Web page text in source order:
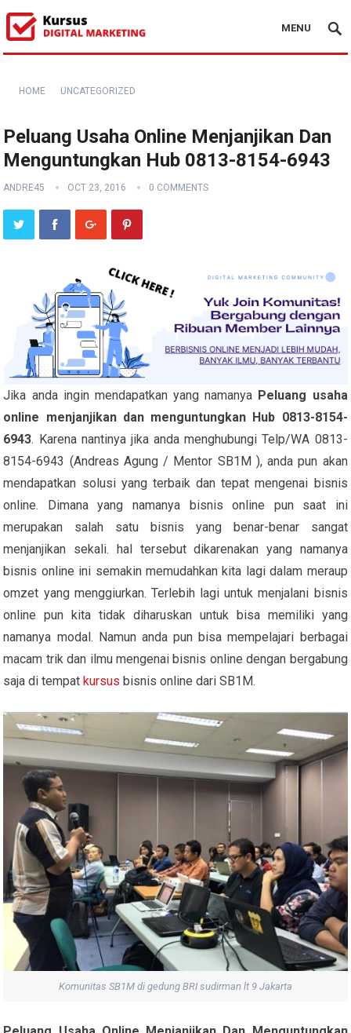
MENU
HOME UNCATEGORIZED
Peluang Usaha Online Menjanjikan Dan
Menguntungkan Hub 0813-8154-6943
ANDRE45 OCT 23, 2016 0 COMMENTS
Jika anda ingin mendapatkan yang namanya Peluang usaha
online menjanjikan dan menguntungkan Hub 0813-8154-
6943. Karena nantinya jika anda menghubungi Telp/WA 0813-
8154-6943 (Andreas Agung / Mentor SB1M ), anda pun akan
mendapatkan solusi yang terbaik dan tepat mengenai bisnis
online. Dimana yang namanya bisnis online pun saat ini
merupakan salah satu bisnis yang benar-benar sangat
menjanjikan sekali. hal tersebut dikarenakan yang namanya
bisnis online ini semakin memudahkan kita lagi dalam meraup
omzet yang menggiurkan. Terlebih lagi untuk menjalani bisnis
online pun kita tidak diharuskan untuk bisa memiliki yang
namanya modal. Namun anda pun bisa mempelajari berbagai
macam trik dan ilmu mengenai bisnis online dengan bergabung
saja di tempatkursus bisnis online dari SB1M.
Komunitas SB1M di gedung BRI sudirman lt 9 Jakarta